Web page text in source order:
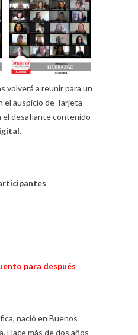
volverá a reunir para un
el auspicio de Tarjeta
el desafiante contenido
para después
nació en Buenos
Hace más de dos años